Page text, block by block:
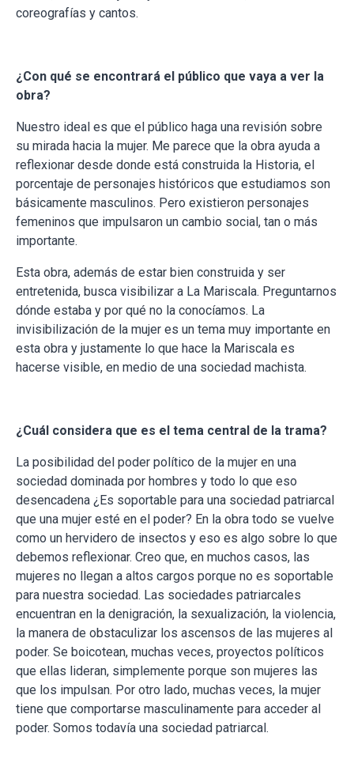
coreografías y cantos.
¿Con qué se encontrará el público que vaya a ver la
obra?
Nuestro ideal es que el público haga una revisión sobre
su mirada hacia la mujer. Me parece que la obra ayuda a
reflexionar desde donde está construida la Historia, el
porcentaje de personajes históricos que estudiamos son
básicamente masculinos. Pero existieron personajes
femeninos que impulsaron un cambio social, tan o más
importante.
Esta obra, además de estar bien construida y ser
entretenida, busca visibilizar a La Mariscala. Preguntarnos
dónde estaba y por qué no la conocíamos. La
invisibilización de la mujer es un tema muy importante en
esta obra y justamente lo que hace la Mariscala es
hacerse visible, en medio de una sociedad machista.
¿Cuál considera que es el tema central de la trama?
La posibilidad del poder político de la mujer en una
sociedad dominada por hombres y todo lo que eso
desencadena ¿Es soportable para una sociedad patriarcal
que una mujer esté en el poder? En la obra todo se vuelve
como un hervidero de insectos y eso es algo sobre lo que
debemos reflexionar. Creo que, en muchos casos, las
mujeres no llegan a altos cargos porque no es soportable
para nuestra sociedad. Las sociedades patriarcales
encuentran en la denigración, la sexualización, la violencia,
la manera de obstaculizar los ascensos de las mujeres al
poder. Se boicotean, muchas veces, proyectos políticos
que ellas lideran, simplemente porque son mujeres las
que los impulsan. Por otro lado, muchas veces, la mujer
tiene que comportarse masculinamente para acceder al
poder. Somos todavía una sociedad patriarcal.